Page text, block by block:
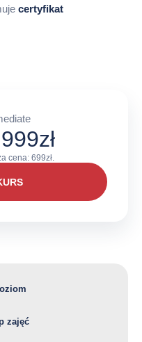
certyfikat
999złZakres
cen:
cena: 699zł.
zajęć